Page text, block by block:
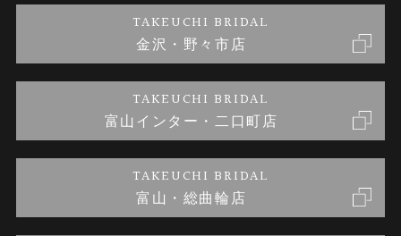
金澤指輪工房｜手作り結婚指輪 and 婚約指輪
金澤指輪工房｜手作り婚約指輪プロポーズプラン
プライバシーポリシー
TAKEUCHI BRIDAL
金沢・野々市店
TAKEUCHI BRIDAL
富山インター・二口町店
TAKEUCHI BRIDAL
富山・総曲輪店